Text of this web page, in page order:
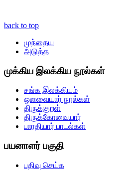
back to top
முந்தைய
அடுத்த
முக்கிய இலக்கிய நூல்கள்
சங்க இலக்கியம்
ஒளவையார் நூல்கள்
திருக்குறள்
திருக்கோவையார்
பாரதியார் பாடல்கள்
பயனாளர் பகுதி
பதிவு செய்க